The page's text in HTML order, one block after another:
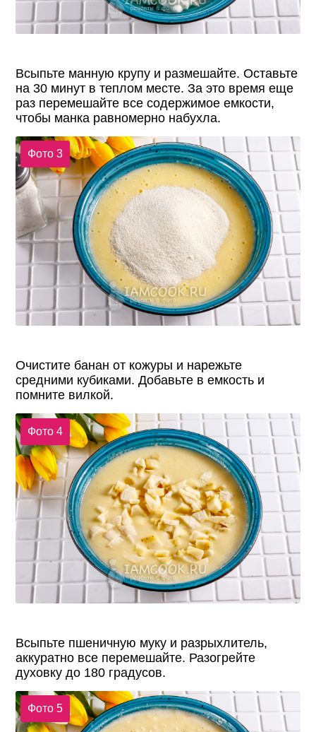
Всыпьте манную крупу и размешайте. Оставьте
на 30 минут в теплом месте. За это время еще
раз перемешайте все содержимое емкости,
чтобы манка равномерно набухла.
Фото 3
Очистите банан от кожуры и нарежьте
средними кубиками. Добавьте в емкость и
помните вилкой.
Фото 4
Всыпьте пшеничную муку и разрыхлитель,
аккуратно все перемешайте. Разогрейте
духовку до 180 градусов.
Фото 5